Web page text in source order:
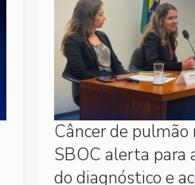
Câncer de pulmão
SBOC alerta para
do diagnóstico e